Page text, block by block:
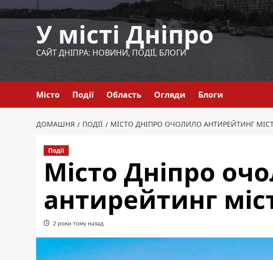
до
У місті Дніпро
САЙТ ДНІПРА: НОВИНИ, ПОДІЇ, БЛОГИ
Місто Події Область Огляди Блоги
ДОМАШНЯ ПОДІЇ МІСТО ДНІПРО ОЧОЛИЛО АНТИРЕЙТИНГ МІСТ
Події
Місто Дніпро
антирейтинг
2 роки тому назад